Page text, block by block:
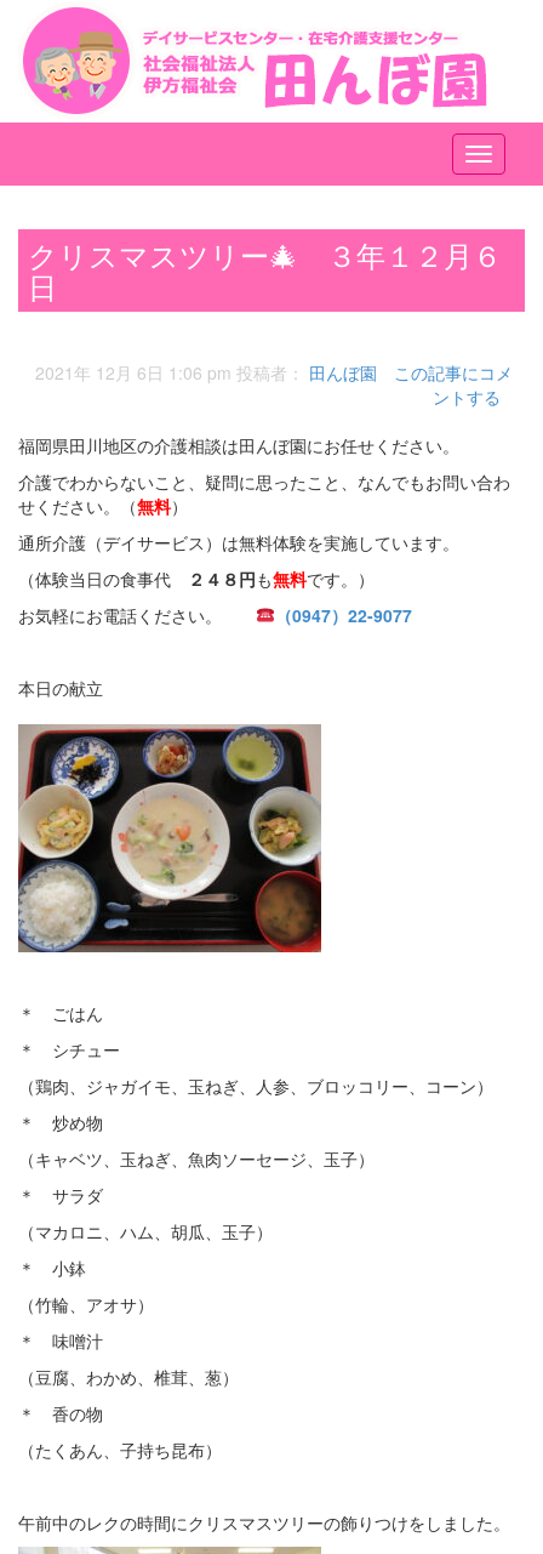
メ
ニ
ー
クリスマスツリー🎄 ３年１２月６
日
2021年 12月 6日 1:06 pm 投稿者： 田んぼ園
この記事にコメ
ントする
福岡県田川地区の介護相談は田んぼ園にお任せください。
介護でわからないこと、疑問に思ったこと、なんでもお問い合わ
せください。（無料）
通所介護（デイサービス）は無料体験を実施しています。
（体験当日の食事代
２４８円も無料です。）
お気軽にお電話ください。
（0947）22-9077
本日の献立
＊ ごはん
＊ シチュー
（鶏肉、ジャガイモ、玉ねぎ、人参、ブロッコリー、コーン）
＊ 炒め物
（キャベツ、玉ねぎ、魚肉ソーセージ、玉子）
＊ サラダ
（マカロニ、ハム、胡瓜、玉子）
＊ 小鉢
（竹輪、アオサ）
＊ 味噌汁
（豆腐、わかめ、椎茸、葱）
＊ 香の物
（たくあん、子持ち昆布）
午前中のレクの時間にクリスマスツリーの飾りつけをしました。